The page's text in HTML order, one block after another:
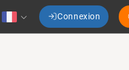
Connexion